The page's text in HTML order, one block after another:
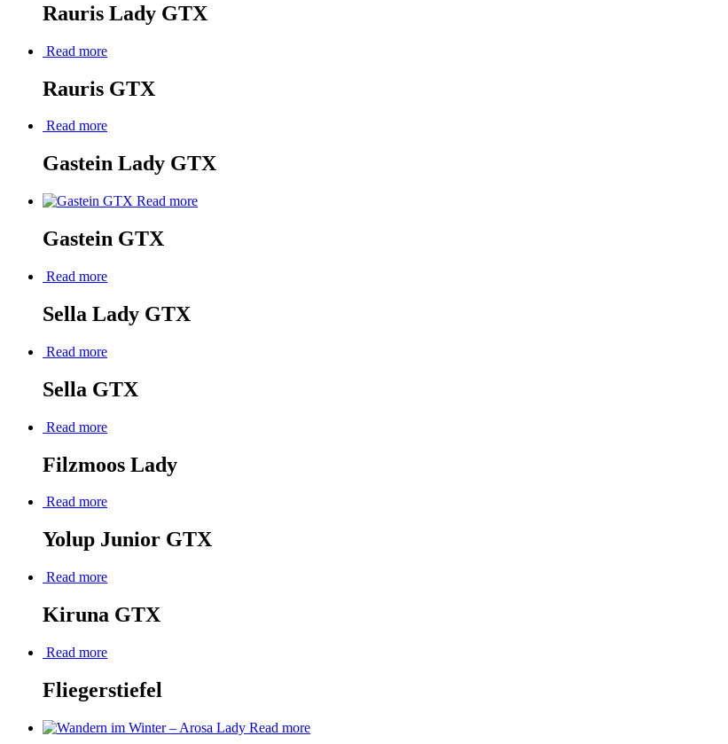
Rauris Lady GTX
Read more
Rauris GTX
Read more
Gastein Lady GTX
Read more
Gastein GTX
Read more
Sella Lady GTX
Read more
Sella GTX
Read more
Filzmoos Lady
Read more
Yolup Junior GTX
Read more
Kiruna GTX
Read more
Fliegerstiefel
Read more